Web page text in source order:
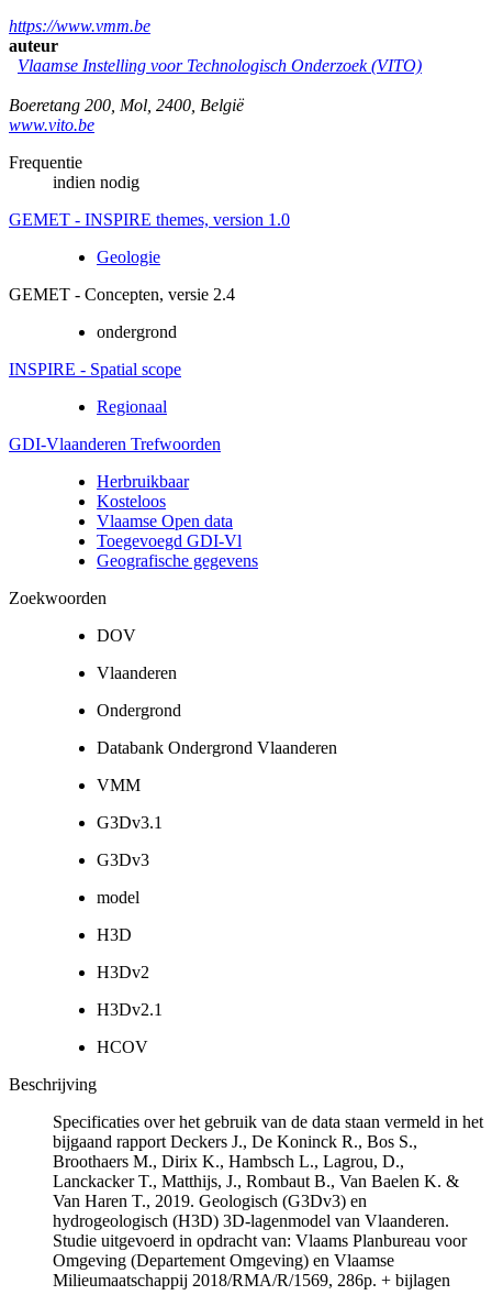
https://www.vmm.be
auteur
Vlaamse Instelling voor Technologisch Onderzoek (VITO)
Boeretang 200 Mol 2400 België
www.vito.be
Frequentie
indien nodig
GEMET - INSPIRE themes, version 1.0
Geologie
GEMET - Concepten, versie 2.4
ondergrond
INSPIRE - Spatial scope
Regionaal
GDI-Vlaanderen Trefwoorden
Herbruikbaar
Kosteloos
Vlaamse Open data
Toegevoegd GDI-Vl
Geografische gegevens
Zoekwoorden
DOV
Vlaanderen
Ondergrond
Databank Ondergrond Vlaanderen
VMM
G3Dv3.1
G3Dv3
model
H3D
H3Dv2
H3Dv2.1
HCOV
Beschrijving
Specificaties over het gebruik van de data staan vermeld in het
bijgaand rapport Deckers J., De Koninck R., Bos S.,
Broothaers M., Dirix K., Hambsch L., Lagrou, D.,
Lanckacker T., Matthijs, J., Rombaut B., Van Baelen K. &
Van Haren T., 2019. Geologisch (G3Dv3) en
hydrogeologisch (H3D) 3D-lagenmodel van Vlaanderen.
Studie uitgevoerd in opdracht van: Vlaams Planbureau voor
Omgeving (Departement Omgeving) en Vlaamse
Milieumaatschappij 2018/RMA/R/1569, 286p. + bijlagen